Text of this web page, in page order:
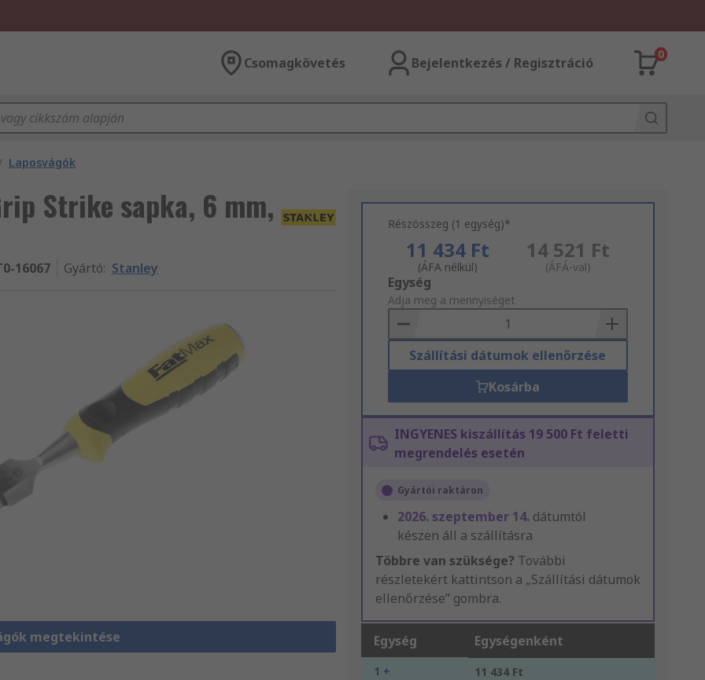
Csomagkövetés Bejelentkezés / Regisztráció
0
Laposvágók
Strike sapka, 6 mm,
16067 Gyártó: Stanley
megtekintése
Részösszeg (1 egység)*
11 434 Ft
(ÁFA nélkül)
14 521 Ft
(ÁFÁ-val)
Add
to
Basket
Egység
Adja meg a mennyiséget
Szállítási dátumok ellenőrzése
Kosárba
INGYENES kiszállítás 19 500 Ft feletti
megrendelés esetén
Gyártói raktáron
2026. szeptember 14. dátumtól
készen áll a szállításra
Többre van szüksége? További
részletekért kattintson a „Szállítási dátumok
ellenőrzése” gombra.
Egység Egységenként
1 + 11 434 Ft